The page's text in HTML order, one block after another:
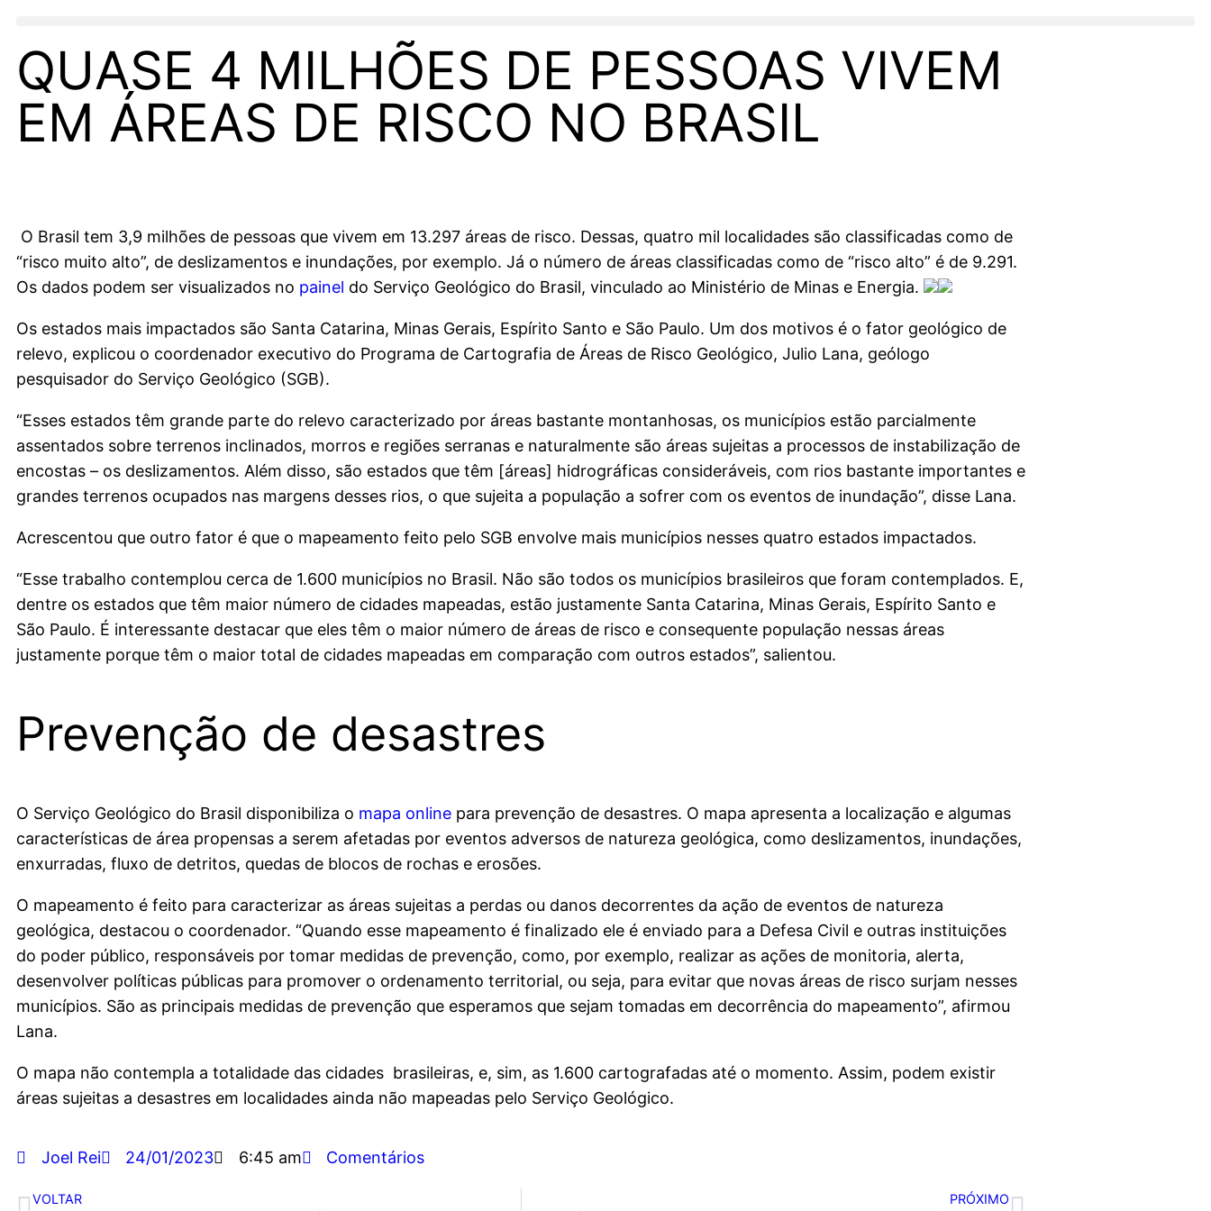
QUASE 4 MILHÕES DE PESSOAS VIVEM
EM ÁREAS DE RISCO NO BRASIL
O Brasil tem 3,9 milhões de pessoas que vivem em 13.297 áreas de risco. Dessas, quatro mil localidades são classificadas como de
“risco muito alto”, de deslizamentos e inundações, por exemplo. Já o número de áreas classificadas como de “risco alto” é de 9.291.
Os dados podem ser visualizados no painel do Serviço Geológico do Brasil, vinculado ao Ministério de Minas e Energia.
Os estados mais impactados são Santa Catarina, Minas Gerais, Espírito Santo e São Paulo. Um dos motivos é o fator geológico de
relevo, explicou o coordenador executivo do Programa de Cartografia de Áreas de Risco Geológico, Julio Lana, geólogo
pesquisador do Serviço Geológico (SGB).
“Esses estados têm grande parte do relevo caracterizado por áreas bastante montanhosas, os municípios estão parcialmente
assentados sobre terrenos inclinados, morros e regiões serranas e naturalmente são áreas sujeitas a processos de instabilização de
encostas – os deslizamentos. Além disso, são estados que têm [áreas] hidrográficas consideráveis, com rios bastante importantes e
grandes terrenos ocupados nas margens desses rios, o que sujeita a população a sofrer com os eventos de inundação”, disse Lana.
Acrescentou que outro fator é que o mapeamento feito pelo SGB envolve mais municípios nesses quatro estados impactados.
“Esse trabalho contemplou cerca de 1.600 municípios no Brasil. Não são todos os municípios brasileiros que foram contemplados. E,
dentre os estados que têm maior número de cidades mapeadas, estão justamente Santa Catarina, Minas Gerais, Espírito Santo e
São Paulo. É interessante destacar que eles têm o maior número de áreas de risco e consequente população nessas áreas
justamente porque têm o maior total de cidades mapeadas em comparação com outros estados”, salientou.
Prevenção de desastres
O Serviço Geológico do Brasil disponibiliza o mapa online para prevenção de desastres. O mapa apresenta a localização e algumas
características de área propensas a serem afetadas por eventos adversos de natureza geológica, como deslizamentos, inundações,
enxurradas, fluxo de detritos, quedas de blocos de rochas e erosões.
O mapeamento é feito para caracterizar as áreas sujeitas a perdas ou danos decorrentes da ação de eventos de natureza
geológica, destacou o coordenador. “Quando esse mapeamento é finalizado ele é enviado para a Defesa Civil e outras instituições
do poder público, responsáveis por tomar medidas de prevenção, como, por exemplo, realizar as ações de monitoria, alerta,
desenvolver políticas públicas para promover o ordenamento territorial, ou seja, para evitar que novas áreas de risco surjam nesses
municípios. São as principais medidas de prevenção que esperamos que sejam tomadas em decorrência do mapeamento”, afirmou
Lana.
O mapa não contempla a totalidade das cidades brasileiras, e, sim, as 1.600 cartografadas até o momento. Assim, podem existir
áreas sujeitas a desastres em localidades ainda não mapeadas pelo Serviço Geológico.
Joel Rei 24/01/2023 6:45 am Comentários
VOLTAR PRÓXIMO